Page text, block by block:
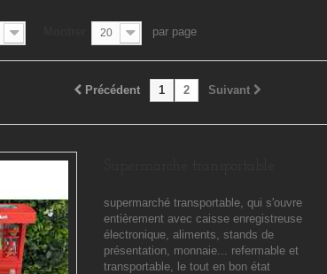
20 par page
Précédent 1 2 Suivant
supermarché transportable, qui s'ouvre
entièrement avec caisse enregistreuse
électronique, aliments, stands de
présentation, monnaie... refermable et
transportable, le tout en bon état